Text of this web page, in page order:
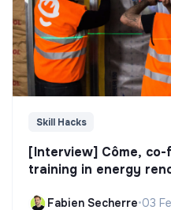
Skill Hacks
[Interview] Côme,
training in energy
Fabien Secherre•03